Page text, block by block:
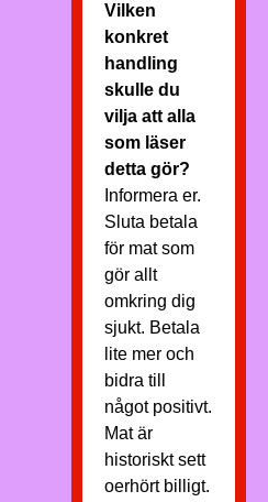
Vilken
konkret
handling
skulle du
vilja att alla
som läser
detta gör?
Informera er.
Sluta betala
för mat som
gör allt
omkring dig
sjukt. Betala
lite mer och
bidra till
något positivt.
Mat är
historiskt sett
oerhört billigt.